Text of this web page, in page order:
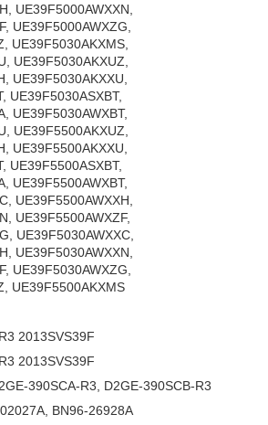
UE39F5000AWXXN,
UE39F5000AWXZG,
UE39F5030AKXMS,
UE39F5030AKXUZ,
UE39F5030AKXXU,
UE39F5030ASXBT,
UE39F5030AWXBT,
UE39F5500AKXUZ,
UE39F5500AKXXU,
UE39F5500ASXBT,
UE39F5500AWXBT,
UE39F5500AWXXH,
UE39F5500AWXZF,
UE39F5030AWXXC,
UE39F5030AWXXN,
UE39F5030AWXZG,
UE39F5500AKXMS
2013SVS39F
2013SVS39F
390SCA-R3, D2GE-390SCB-R3
BN96-26928A